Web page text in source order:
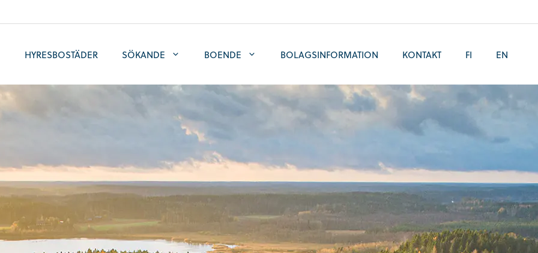
HYRESBOSTÄDER SÖKANDE BOENDE BOLAGSINFORMATION KONTAKT FI EN